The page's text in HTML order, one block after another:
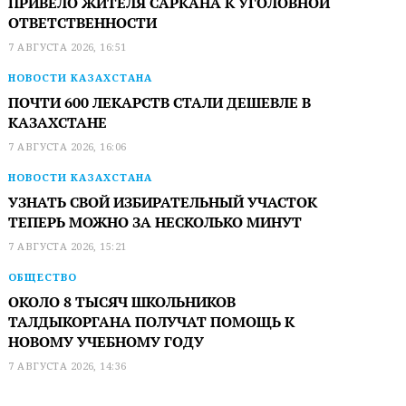
ОТВЕТСТВЕННОСТИ
7 АВГУСТА 2026, 16:51
НОВОСТИ КАЗАХСТАНА
ПОЧТИ 600 ЛЕКАРСТВ СТАЛИ ДЕШЕВЛЕ В
КАЗАХСТАНЕ
7 АВГУСТА 2026, 16:06
НОВОСТИ КАЗАХСТАНА
УЗНАТЬ СВОЙ ИЗБИРАТЕЛЬНЫЙ УЧАСТОК
ТЕПЕРЬ МОЖНО ЗА НЕСКОЛЬКО МИНУТ
7 АВГУСТА 2026, 15:21
ОБЩЕСТВО
ОКОЛО 8 ТЫСЯЧ ШКОЛЬНИКОВ
ТАЛДЫКОРГАНА ПОЛУЧАТ ПОМОЩЬ К
НОВОМУ УЧЕБНОМУ ГОДУ
7 АВГУСТА 2026, 14:36